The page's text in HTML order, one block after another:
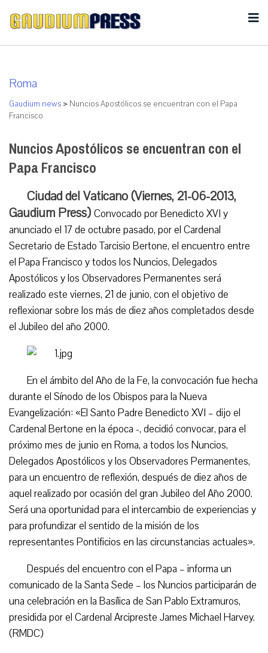
Roma
Gaudium news > Nuncios Apostólicos se encuentran con el Papa
Francisco
Nuncios Apostólicos se encuentran con el
Papa Francisco
Ciudad del Vaticano (Viernes, 21-06-2013,
Gaudium Press) Convocado por Benedicto XVI y
anunciado el 17 de octubre pasado, por el Cardenal
Secretario de Estado Tarcisio Bertone, el encuentro entre
el Papa Francisco y todos los Nuncios, Delegados
Apostólicos y los Observadores Permanentes será
realizado este viernes, 21 de junio, con el objetivo de
reflexionar sobre los más de diez años completados desde
el Jubileo del año 2000.
En el ámbito del Año de la Fe, la convocación fue hecha
durante el Sínodo de los Obispos para la Nueva
Evangelización: «El Santo Padre Benedicto XVI – dijo el
Cardenal Bertone en la época -, decidió convocar, para el
próximo mes de junio en Roma, a todos los Nuncios,
Delegados Apostólicos y los Observadores Permanentes,
para un encuentro de reflexión, después de diez años de
aquel realizado por ocasión del gran Jubileo del Año 2000.
Será una oportunidad para el intercambio de experiencias y
para profundizar el sentido de la misión de los
representantes Pontificios en las circunstancias actuales».
Después del encuentro con el Papa – informa un
comunicado de la Santa Sede – los Nuncios participarán de
una celebración en la Basílica de San Pablo Extramuros,
presidida por el Cardenal Arcipreste James Michael Harvey.
(RMDC)